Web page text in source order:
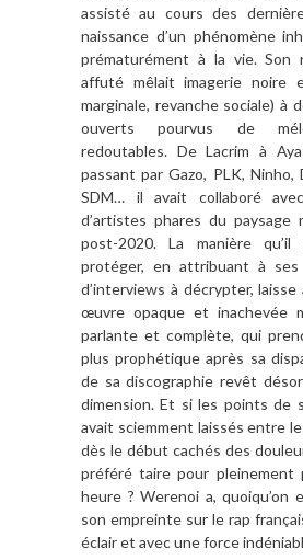
assisté au cours des
naissance d’un phénomène
prématurément à la vie. Son
affuté mêlait imagerie noire
marginale, revanche sociale) à
ouverts pourvus de
redoutables. De Lacrim à
passant par Gazo, PLK, Ninho,
SDM… il avait collaboré
d’artistes phares du paysage
post-2020. La manière
protéger, en attribuant à
d’interviews à décrypter, laisse
œuvre opaque et inachevée
parlante et complète, qui
plus prophétique après sa
de sa discographie revêt
dimension. Et si les points de
avait sciemment laissés entre
dès le début cachés des
préféré taire pour pleinement
heure ? Werenoi a, quoiqu’on
son empreinte sur le rap
éclair et avec une force